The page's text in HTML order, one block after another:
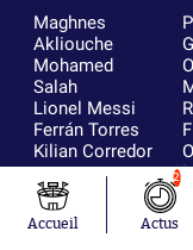
Maghnes
Akliouche
Mohamed
Salah
Lionel Messi
Ferrán Torres
Kilian Corredor
Franco
Mastantuono
Orel Mangala
Rio Mavuba
Accueil
2
Actus